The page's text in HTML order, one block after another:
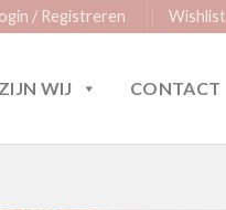
/ Registreren Wishlist
WIJ CONTACT